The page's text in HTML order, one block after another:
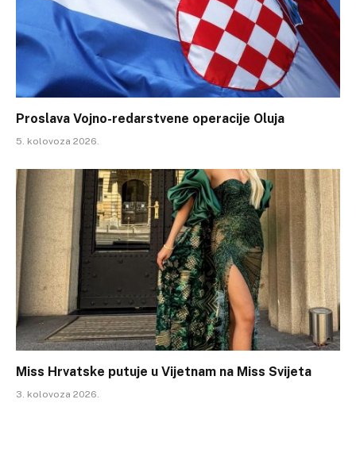
Proslava Vojno-redarstvene operacije Oluja
5. kolovoza 2026.
Miss Hrvatske putuje u Vijetnam na Miss Svijeta
3. kolovoza 2026.